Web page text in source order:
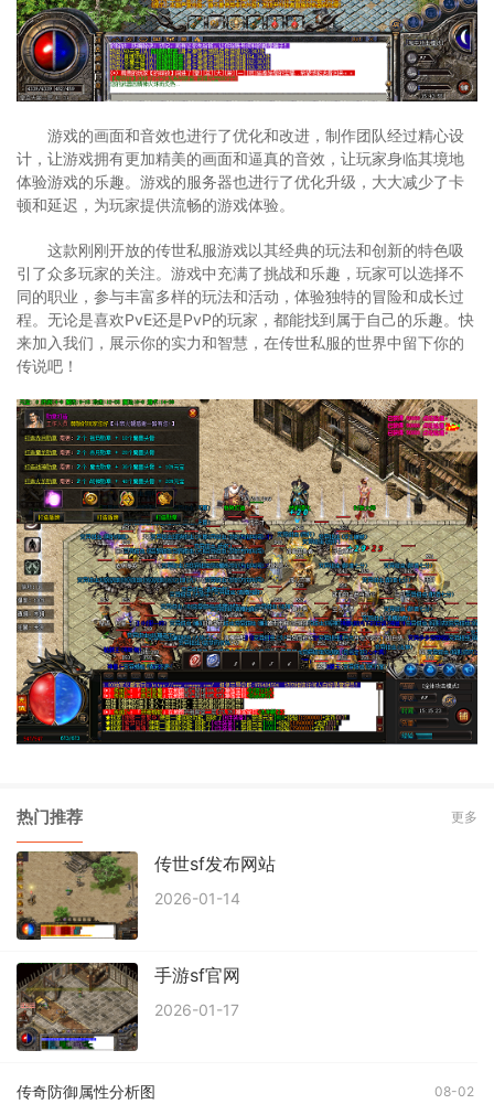
游戏的画面和音效也进行了优化和改进，制作团队经过精心设
计，让游戏拥有更加精美的画面和逼真的音效，让玩家身临其境地
体验游戏的乐趣。游戏的服务器也进行了优化升级，大大减少了卡
顿和延迟，为玩家提供流畅的游戏体验。
这款刚刚开放的传世私服游戏以其经典的玩法和创新的特色吸
引了众多玩家的关注。游戏中充满了挑战和乐趣，玩家可以选择不
同的职业，参与丰富多样的玩法和活动，体验独特的冒险和成长过
程。无论是喜欢PvE还是PvP的玩家，都能找到属于自己的乐趣。快
来加入我们，展示你的实力和智慧，在传世私服的世界中留下你的
传说吧！
热门推荐 更多
传世sf发布网站
2026-01-14
手游sf官网
2026-01-17
传奇防御属性分析图 08-02